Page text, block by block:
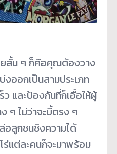
ยสั้น ๆ ก็คือคุณต้องวาง
งออกเป็นสามประเภท
และป้องกันที่ก็เอื้อให้ผู้
ๆ ไม่ว่าจะบี้ตรง ๆ
อลูกชนชิงความได้
ร่แต่ละคนก็จะมาพร้อม